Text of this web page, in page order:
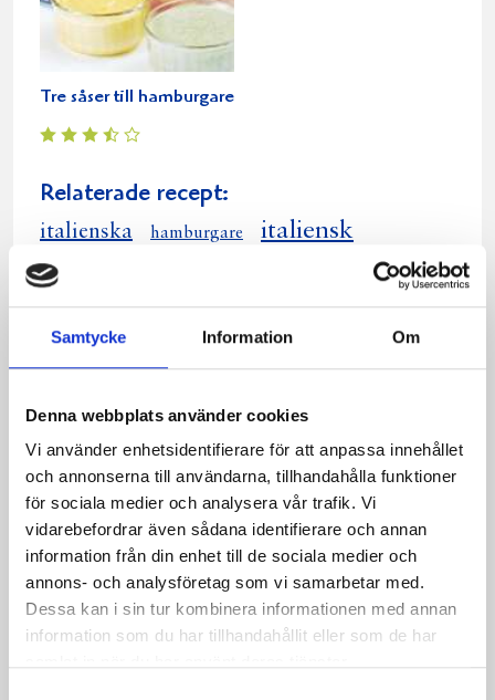
Samtycke Information Om
Denna webbplats använder cookies
Vi använder enhetsidentifierare för att anpassa innehållet
och annonserna till användarna, tillhandahålla funktioner
för sociala medier och analysera vår trafik. Vi
vidarebefordrar även sådana identifierare och annan
information från din enhet till de sociala medier och
annons- och analysföretag som vi samarbetar med.
Dessa kan i sin tur kombinera informationen med annan
information som du har tillhandahållit eller som de har
Tre såser till hamburgare
Relaterade recept:
italienska hamburgare italiensk
burgare
på
post